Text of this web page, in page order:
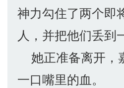
神力勾住了两个即
人，并把他们丢到
她正准备离开，
一口嘴里的血。